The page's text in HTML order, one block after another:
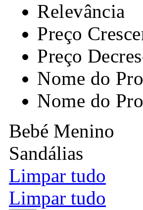
Relevância
Preço
Preço
Nome do
Nome do
Bebé Menino
Sandálias
Limpar tudo
Limpar tudo